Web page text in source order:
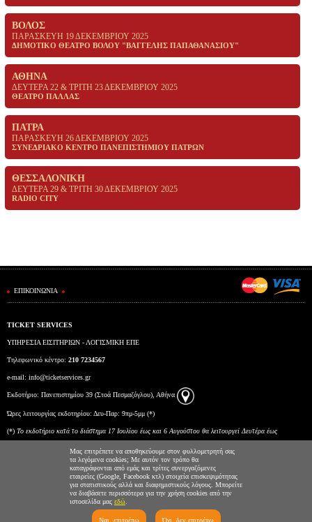
ΒΟΛΟΣ
ΠΑΡΑΣΚΕΥΗ 19 ΔΕΚΕΜΒΡΙΟΥ 2025
ΔΗΜΟΤΙΚΟ ΘΕΑΤΡΟ ΒΟΛΟΥ "ΒΑΓΓΕΛΗΣ ΠΑΠΑΘΑΝΑΣΙΟΥ"
ΑΘΗΝΑ
ΔΕΥΤΕΡΑ 22 & ΤΡΙΤΗ 23 ΔΕΚΕΜΒΡΙΟΥ 2025
ΘΕΑΤΡΟ ΠΑΛΛΑΣ
ΠΑΤΡΑ
ΠΑΡΑΣΚΕΥΗ 26 ΔΕΚΕΜΒΡΙΟΥ 2025
ΣΥΝΕΔΡΙΑΚΟ ΚΕΝΤΡΟ ΠΑΝΕΠΙΣΤΗΜΙΟΥ ΠΑΤΡΩΝ
ΘΕΣΣΑΛΟΝΙΚΗ
ΔΕΥΤΕΡΑ 29 & ΤΡΙΤΗ 30 ΔΕΚΕΜΒΡΙΟΥ 2025
RADIO CITY
ΕΠΙΚΟΙΝΩΝΙΑ
TICKET SERVICES
ΥΠΗΡΕΣΙΑ ΕΙΣΙΤΗΡΙΩΝ - ΛΟΓΙΣΜΙΚΗ ΕΠΕ
Τηλεφωνικό κέντρο: 210 7234567
e-mail: info@ticketservices.gr
Εκδοτήριο: Πανεπιστημίου 39 (Στοά Πεσμαζόγλου), Αθήνα
Ώρες λειτουργίας εκδοτηρίου: Δευ-Παρ: 9πμ-5μμ (*)
(*) To εκδοτήριο κατά το διάστημα 17 Ιουλίου έως και 6 Αυγούστου θα λειτουργεί Δευτέρα έως
Παρασκευή από τις 10:00 έως τις 15:00.Μας επιτρέπετε να αποθηκεύουμε στον φυλλομετρητή σας
τα λεγόμενα cookies; Με αυτόν τον τρόπο θα
καταγράφονται από εμάς και τρίτες συνεργαζόμενες
εταιρείες (Google, Facebook κτλ) στοιχεία επισκεψιμότητας
για στατιστικούς αλλά και διαφημιστικούς λόγους. Μπορείτε
να διαβάσετε περισσότερα για την χρήση cookies από την
ιστοσελίδα μας εδώ
Ναι, επιτρέπω Όχι, δεν επιτρέπω